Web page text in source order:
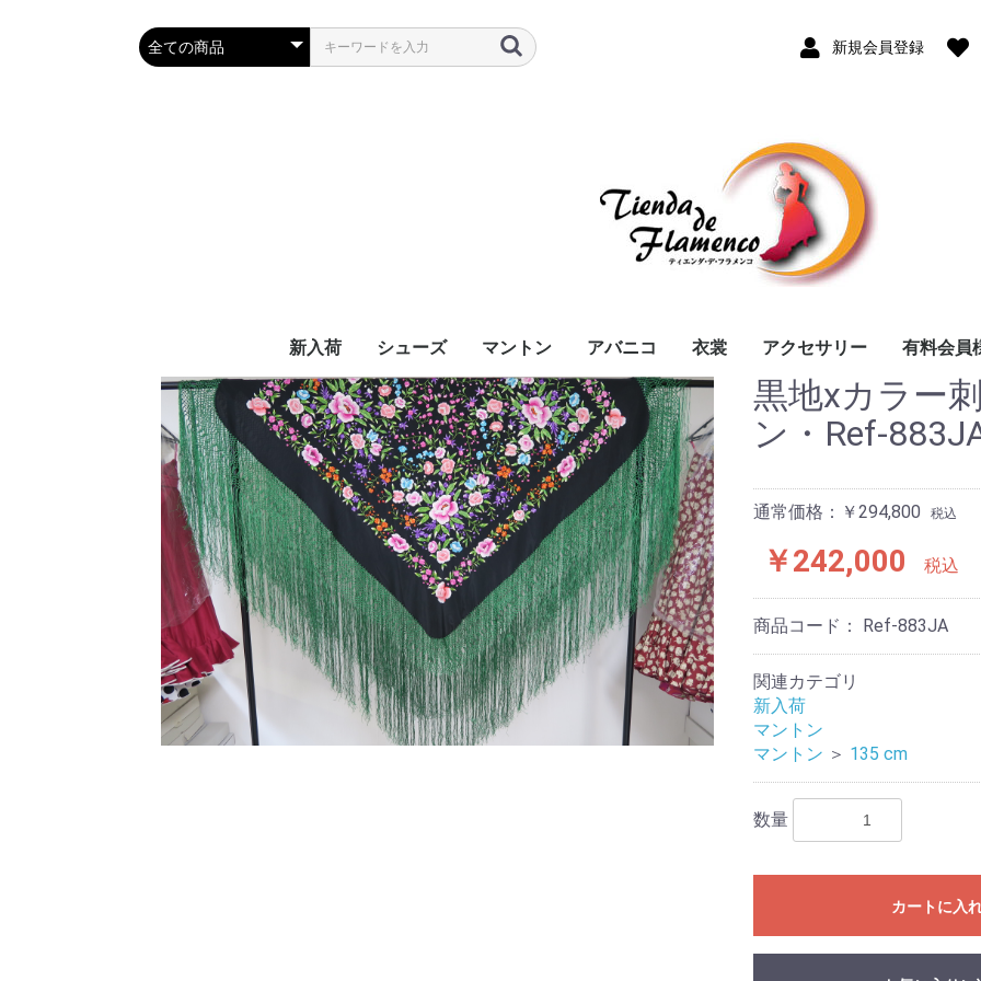
新規会員登録
新入荷 シューズ
コラール / CORAL 1本ベルト
タップ
アンドレア / ANDREA mod.１本ベルト
mod.コンビナード
mod.オーラス
mod.チャピン
mod.タンゴ
mod.ラッソ
ブーツ（男女兼用） /
ANDREA
ルナ
マントン
140 cm
135 cm
アバニコ
両面張り（１色）
両面張り（２色）
レース編み模様付き
（１色）
レース編み模様付き
（２色）
木・黒
木・白
衣裳 アクセサリー 有料会員
黒地xカラー
ン・Ref-
通常価格：￥294,800 税込
￥242,000 税込
商品コード： Ref-883JA
関連カテゴリ
新入荷
マントン
マントン ＞ 135 cm
数量
カートに入